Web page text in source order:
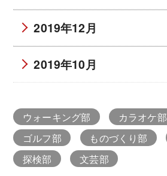
2019年12月
2019年10月
ウォーキング部 カラオケ部
ゴルフ部
ものづくり部
探検部
文芸部